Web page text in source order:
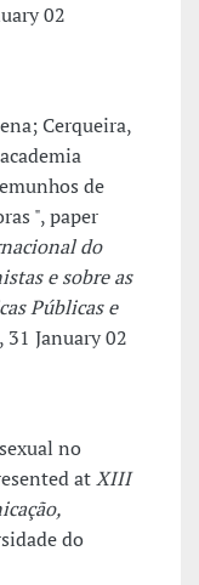
02
Cerqueira,
de
", paper
do
e sobre as
Públicas e
31 January 02
no
atXIII
do